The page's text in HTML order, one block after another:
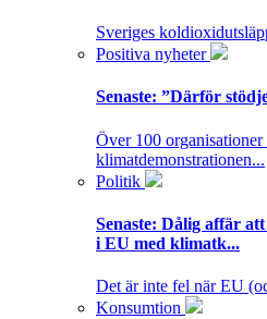
Sveriges
Positiva nyheter
Senaste: ”Därför
Över 100 organisationer
klimatdemonstrationen...
Politik
Senaste: Dålig affär
i EU med klimatk...
Det är inte fel när EU
Konsumtion